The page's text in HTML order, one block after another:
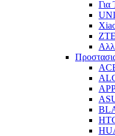
Για
ZTE